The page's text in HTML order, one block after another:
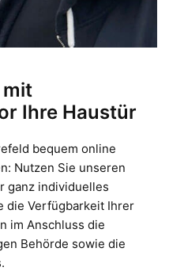
mit
Ihre Haustür
bequem online
Nutzen Sie unseren
ganz individuelles
die Verfügbarkeit Ihrer
im Anschluss die
Behörde sowie die